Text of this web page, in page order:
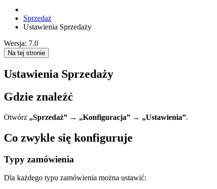
Sprzedaż
Ustawienia Sprzedaży
Wersja: 7.0
Na tej stronie
Ustawienia Sprzedaży
Gdzie znaleźć
Otwórz „Sprzedaż” → „Konfiguracja” → „Ustawienia”.
Co zwykle się konfiguruje
Typy zamówienia
Dla każdego typu zamówienia można ustawić: